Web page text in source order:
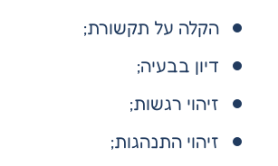
הקלה על תקשורת;
דיון בבעיה;
זיהוי רגשות;
זיהוי התנהגות;